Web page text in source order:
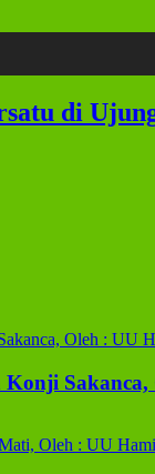
di